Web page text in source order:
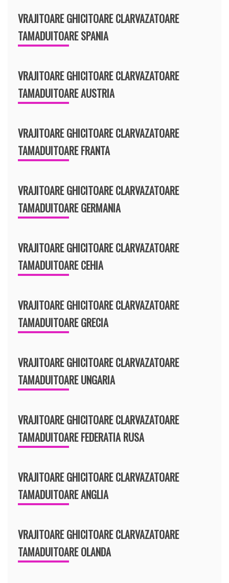
VRAJITOARE GHICITOARE CLARVAZATOARE
TAMADUITOARE SPANIA
VRAJITOARE GHICITOARE CLARVAZATOARE
TAMADUITOARE AUSTRIA
VRAJITOARE GHICITOARE CLARVAZATOARE
TAMADUITOARE FRANTA
VRAJITOARE GHICITOARE CLARVAZATOARE
TAMADUITOARE GERMANIA
VRAJITOARE GHICITOARE CLARVAZATOARE
TAMADUITOARE CEHIA
VRAJITOARE GHICITOARE CLARVAZATOARE
TAMADUITOARE GRECIA
VRAJITOARE GHICITOARE CLARVAZATOARE
TAMADUITOARE UNGARIA
VRAJITOARE GHICITOARE CLARVAZATOARE
TAMADUITOARE FEDERATIA RUSA
VRAJITOARE GHICITOARE CLARVAZATOARE
TAMADUITOARE ANGLIA
VRAJITOARE GHICITOARE CLARVAZATOARE
TAMADUITOARE OLANDA